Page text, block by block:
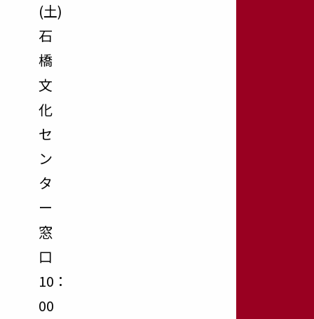
(土)
石
橋
文
化
セ
ン
タ
ー
窓
口
10：
00